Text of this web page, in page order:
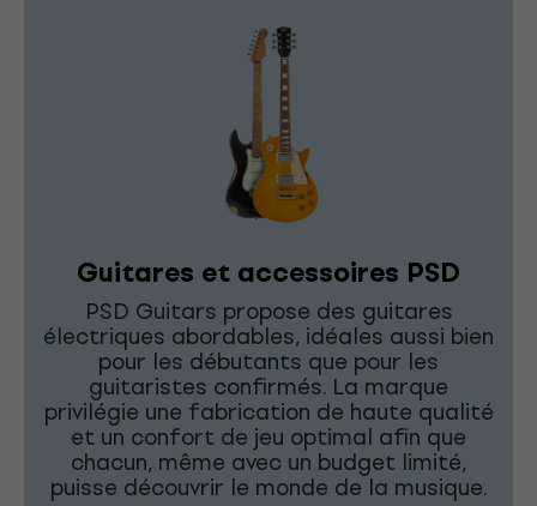
Guitares et accessoires PSD
PSD Guitars propose des guitares
électriques abordables, idéales aussi bien
pour les débutants que pour les
guitaristes confirmés. La marque
privilégie une fabrication de haute qualité
et un confort de jeu optimal afin que
chacun, même avec un budget limité,
puisse découvrir le monde de la musique.